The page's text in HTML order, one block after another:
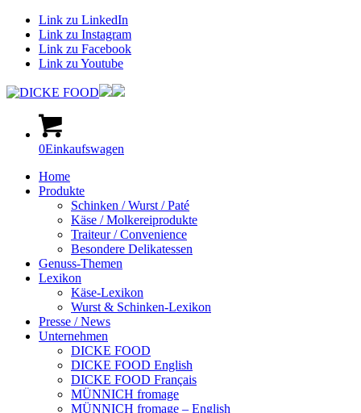
Link zu LinkedIn
Link zu Instagram
Link zu Facebook
Link zu Youtube
0Einkaufswagen
Home
Produkte
Schinken / Wurst / Paté
Käse / Molkereiprodukte
Traiteur / Convenience
Besondere Delikatessen
Genuss-Themen
Lexikon
Käse-Lexikon
Wurst & Schinken-Lexikon
Presse / News
Unternehmen
DICKE FOOD
DICKE FOOD English
DICKE FOOD Français
MÜNNICH fromage
MÜNNICH fromage – English